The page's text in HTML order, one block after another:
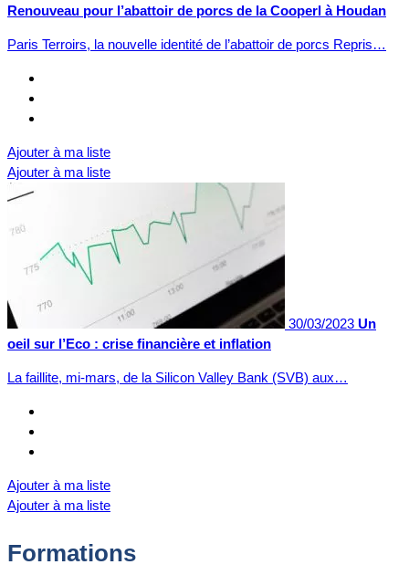
Renouveau pour l’abattoir de porcs de la Cooperl à Houdan
Paris Terroirs, la nouvelle identité de l’abattoir de porcs Repris…
Ajouter à ma liste
Ajouter à ma liste
30/03/2023 Un
oeil sur l’Eco : crise financière et inflation
La faillite, mi-mars, de la Silicon Valley Bank (SVB) aux…
Ajouter à ma liste
Ajouter à ma liste
Formations